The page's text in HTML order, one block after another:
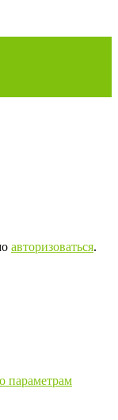
авторизоваться.
параметрам